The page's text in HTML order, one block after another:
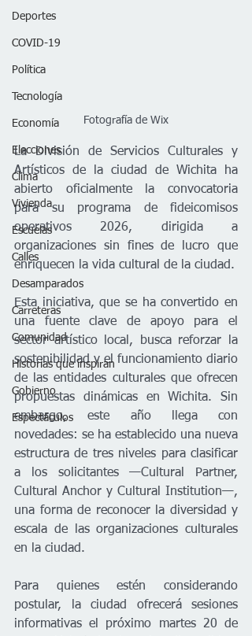
Deportes
COVID-19
Política
Tecnología
Economía
Elecciones
Clima
Vivienda
Escuelas
Calles
Desamparados
Carreteras
Comunidad
Historias que inspiran
Gobierno
Espectáculos
Fotografía de Wix
La División de Servicios Culturales y
Artísticos de la ciudad de Wichita ha
abierto oficialmente la convocatoria
para su programa de fideicomisos
operativos 2026, dirigida a
organizaciones sin fines de lucro que
enriquecen la vida cultural de la ciudad.
Esta iniciativa, que se ha convertido en
una fuente clave de apoyo para el
sector artístico local, busca reforzar la
sostenibilidad y el funcionamiento diario
de las entidades culturales que ofrecen
propuestas dinámicas en Wichita. Sin
embargo, este año llega con
novedades: se ha establecido una nueva
estructura de tres niveles para clasificar
a los solicitantes —Cultural Partner,
Cultural Anchor y Cultural Institution—,
una forma de reconocer la diversidad y
escala de las organizaciones culturales
en la ciudad.
Para quienes estén considerando
postular, la ciudad ofrecerá sesiones
informativas el próximo martes 20 de